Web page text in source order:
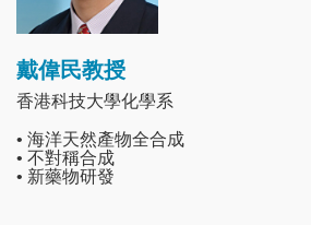
戴偉民教授
香港科技大學化學系
• 海洋天然產物全合成
• 不對稱合成
• 新藥物研發